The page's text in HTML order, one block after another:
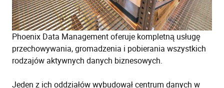
Phoenix Data Management oferuje kompletną usługę
przechowywania, gromadzenia i pobierania wszystkich
rodzajów aktywnych danych biznesowych.
Jeden z ich oddziałów wybudował centrum danych w